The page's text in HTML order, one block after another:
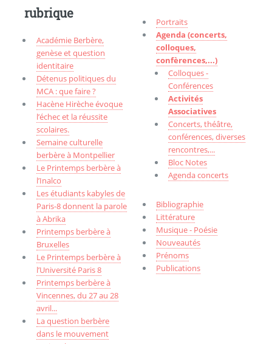
rubrique
Académie Berbère,
genèse et question
identitaire
Détenus politiques du
MCA : que faire ?
Hacène Hirèche évoque
l’échec et la réussite
scolaires.
Semaine culturelle
berbère à Montpellier
Le Printemps berbère à
l’Inalco
Les étudiants kabyles de
Paris-8 donnent la parole
à Abrika
Printemps berbère à
Bruxelles
Le Printemps berbère à
l’Université Paris 8
Printemps berbère à
Vincennes, du 27 au 28
avril...
La question berbère
dans le mouvement
Portraits
Agenda (concerts,
colloques,
confèrences,...)
Colloques -
Conférences
Activités
Associatives
Concerts, théâtre,
conférences, diverses
rencontres,...
Bloc Notes
Agenda concerts
Bibliographie
Littérature
Musique - Poésie
Nouveautés
Prénoms
Publications